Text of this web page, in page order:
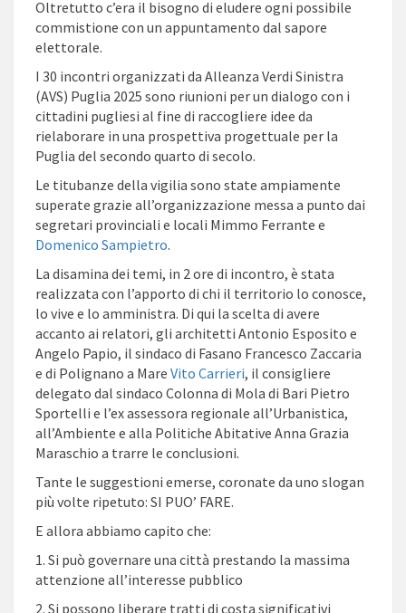
Oltretutto c’era il bisogno di eludere ogni possibile
commistione con un appuntamento dal sapore
elettorale.
I 30 incontri organizzati da Alleanza Verdi Sinistra
(AVS) Puglia 2025 sono riunioni per un dialogo con i
cittadini pugliesi al fine di raccogliere idee da
rielaborare in una prospettiva progettuale per la
Puglia del secondo quarto di secolo.
Le titubanze della vigilia sono state ampiamente
superate grazie all’organizzazione messa a punto dai
segretari provinciali e locali Mimmo Ferrante e
Domenico Sampietro.
La disamina dei temi, in 2 ore di incontro, è stata
realizzata con l’apporto di chi il territorio lo conosce,
lo vive e lo amministra. Di qui la scelta di avere
accanto ai relatori, gli architetti Antonio Esposito e
Angelo Papio, il sindaco di Fasano Francesco Zaccaria
e di Polignano a Mare Vito Carrieri, il consigliere
delegato dal sindaco Colonna di Mola di Bari Pietro
Sportelli e l’ex assessora regionale all’Urbanistica,
all’Ambiente e alla Politiche Abitative Anna Grazia
Maraschio a trarre le conclusioni.
Tante le suggestioni emerse, coronate da uno slogan
più volte ripetuto: SI PUO’ FARE.
E allora abbiamo capito che:
1. Si può governare una città prestando la massima
attenzione all’interesse pubblico
2. Si possono liberare tratti di costa significativi